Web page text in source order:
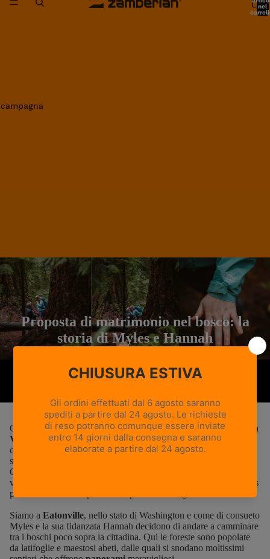
nel
Proposta di matrimonio nel bosco: la
storia di Myles e Hannah
14 febbraio 2020
Ci sono diversi modi per stupire la persona amata il giorno di
San
Valentino: c’è chi sceglie una cena romantica, chi un regalo
costoso e luccicante o una serata in un luogo magico, ognuno
secondo il suo stile e la sua personalità.
C’è anche chi aguzza l’
veramente
per cogliere di sorpresa la compagna e Myles
potrebbe darci uno spunto utile per la festa degli innamorati.
Siamo a Eatonville, nello stato di Washington e come di consueto
Myles e la sua fidanzata Hannah decidono di andare a camminare
tra i boschi poco sopra la cittadina. Qui le foreste sono popolate
da latifoglie e maestosi abeti, dalle quali si snodano moltissimi